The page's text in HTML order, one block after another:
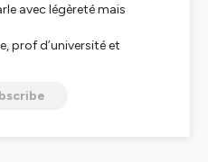
avec légèreté mais
prof d’université et
d’établissement de